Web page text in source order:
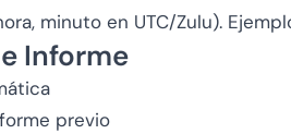
minuto en UTC/Zulu).
Informe
previo